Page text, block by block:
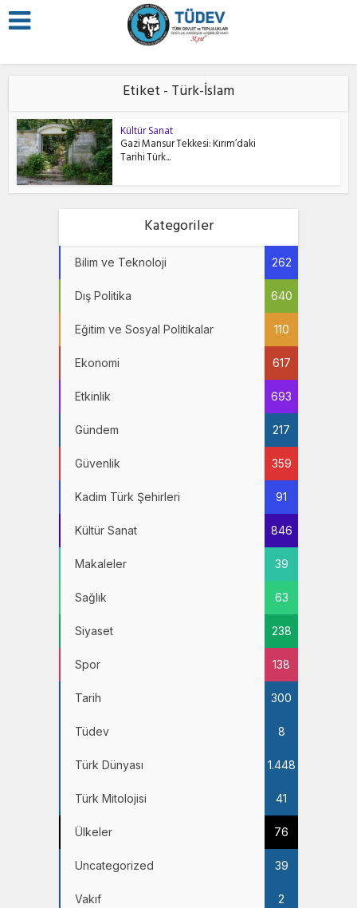
Etiket - Türk-İslam
Kültür Sanat
Gazi Mansur Tekkesi: Kırım’daki
Tarihi Türk...
Kategoriler
Bilim ve Teknoloji 262
Dış Politika 640
Eğitim ve Sosyal Politikalar 110
Ekonomi 617
Etkinlik 693
Gündem 217
Güvenlik 359
Kadim Türk Şehirleri 91
Kültür Sanat 846
Makaleler 39
Sağlık 63
Siyaset 238
Spor 138
Tarih 300
Tüdev 8
Türk Dünyası 1.448
Türk Mitolojisi 41
Ülkeler 76
Uncategorized 39
Vakıf 2